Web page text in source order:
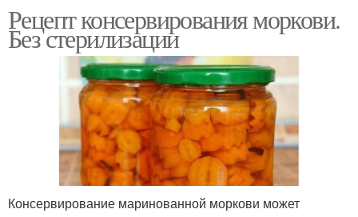
Рецепт консервирования моркови.
Без стерилизации
Консервирование маринованной моркови может